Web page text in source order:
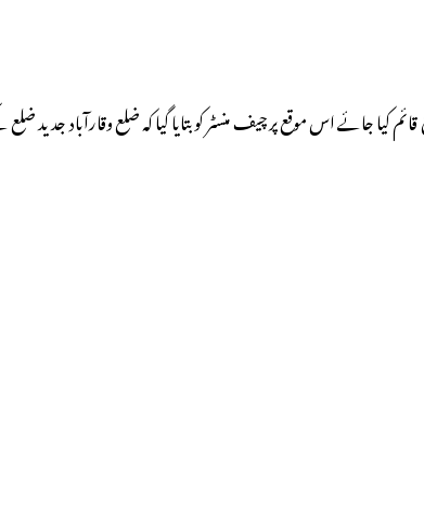
کیا جائے اس موقع پر چیف منسٹر کو بتایا گیا کہ ضلع وقارآباد